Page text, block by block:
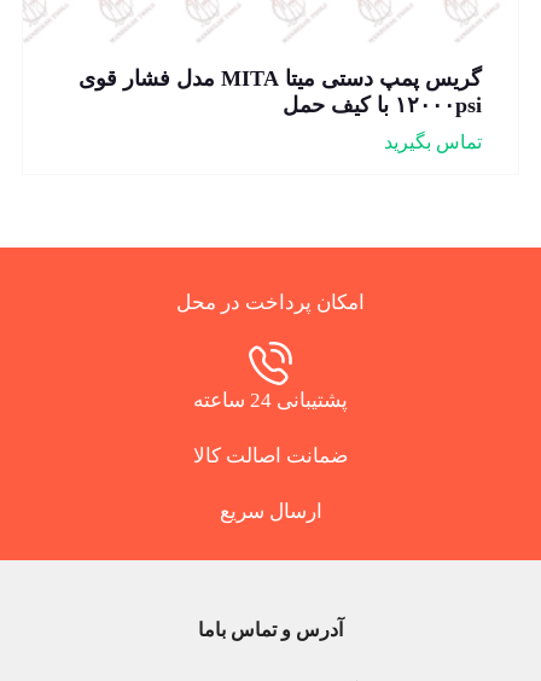
گریس پمپ دستی میتا MITA مدل فشار قوی
۱۲۰۰۰psi با کیف حمل
تماس بگیرید
امکان پرداخت در محل
پشتیبانی 24 ساعته
ضمانت اصالت کالا
ارسال سریع
آدرس و تماس باما